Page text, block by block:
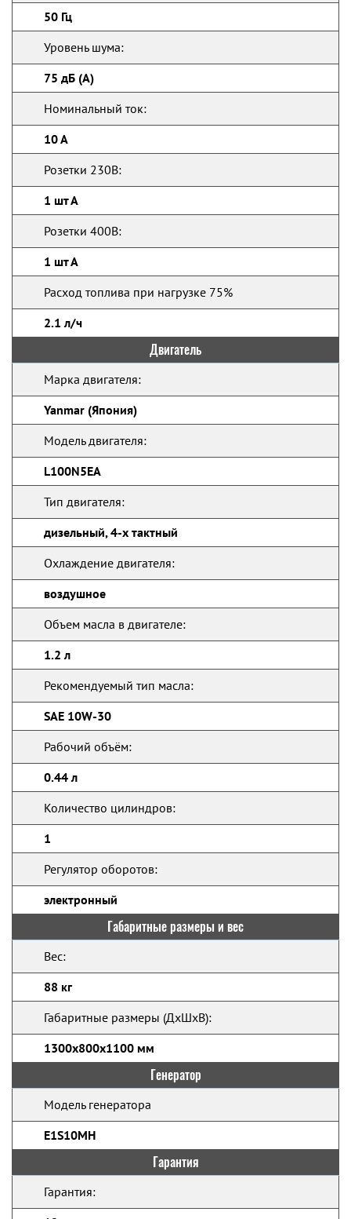
50 Гц
Уровень шума:
75 дБ (А)
Номинальный ток:
10 А
Розетки 230В:
1 шт А
Розетки 400В:
1 шт А
Расход топлива при нагрузке 75%
2.1 л/ч
Двигатель
Марка двигателя:
Yanmar (Япония)
Модель двигателя:
L100N5EA
Тип двигателя:
дизельный, 4-х тактный
Охлаждение двигателя:
воздушное
Объем масла в двигателе:
1.2 л
Рекомендуемый тип масла:
SAE 10W-30
Рабочий объём:
0.44 л
Количество цилиндров:
1
Регулятор оборотов:
электронный
Габаритные размеры и вес
Вес:
88 кг
Габаритные размеры (ДхШхВ):
1300x800x1100 мм
Генератор
Модель генератора
E1S10MH
Гарантия
Гарантия: